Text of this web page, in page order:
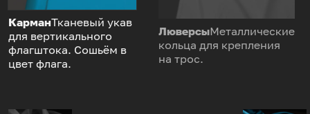
КарманТканевый укав
для вертикального
флагштока. Сошьём в
цвет флага.
ЛюверсыМеталлические
кольца для крепления
на трос.